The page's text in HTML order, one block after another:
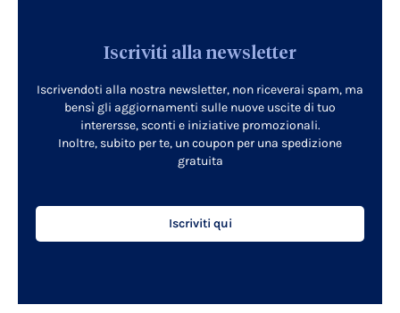
Iscriviti alla newsletter
Iscrivendoti alla nostra newsletter, non riceverai spam, ma
bensì gli aggiornamenti sulle nuove uscite di tuo
interersse, sconti e iniziative promozionali.
Inoltre, subito per te, un coupon per una spedizione
gratuita
Iscriviti qui